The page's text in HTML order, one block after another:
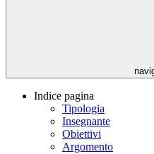
Indice pagina
Tipologia
Insegnante
Obiettivi
Argomento